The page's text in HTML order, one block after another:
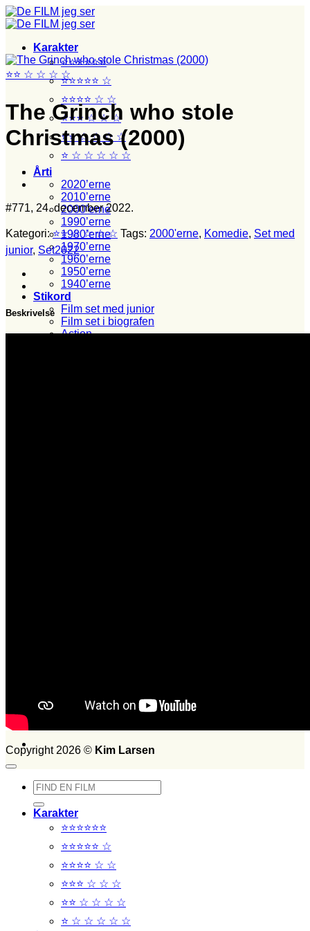
Fortsæt
til
Karakter
⭐⭐⭐⭐⭐⭐
⭐⭐⭐⭐⭐ ☆
⭐⭐⭐⭐ ☆ ☆
⭐⭐⭐ ☆ ☆ ☆
⭐⭐ ☆ ☆ ☆ ☆
⭐ ☆ ☆ ☆ ☆ ☆
Årti
2020’erne
2010’erne
2000’erne
1990’erne
1980’erne
1970’erne
1960’erne
1950’erne
1940’erne
Stikord
Film set med junior
Film set i biografen
Action
⭐⭐ ☆ ☆ ☆ ☆
The Grinch who stole
Christmas (2000)
#771, 24. december 2022.
Kategori:⭐⭐ ☆ ☆ ☆ ☆ Tags: 2000'erne, Komedie, Set med
junior, Set2022
Beskrivelse
Copyright 2026 © Kim Larsen
Søg
efter:
Karakter
⭐⭐⭐⭐⭐⭐
⭐⭐⭐⭐⭐ ☆
⭐⭐⭐⭐ ☆ ☆
⭐⭐⭐ ☆ ☆ ☆
⭐⭐ ☆ ☆ ☆ ☆
⭐ ☆ ☆ ☆ ☆ ☆